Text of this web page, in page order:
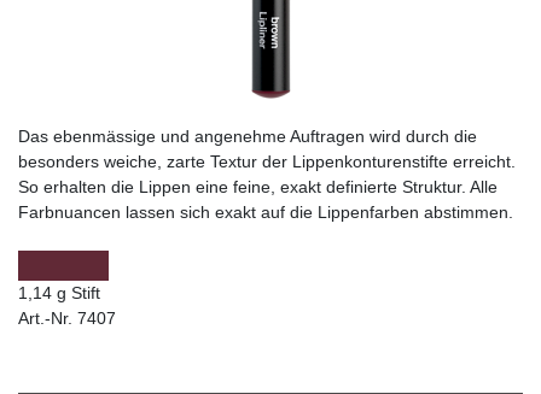
Das ebenmässige und angenehme Auftragen wird durch die
besonders weiche, zarte Textur der Lippenkonturenstifte erreicht.
So erhalten die Lippen eine feine, exakt definierte Struktur. Alle
Farbnuancen lassen sich exakt auf die Lippenfarben abstimmen.
1,14 g Stift
Art.-Nr. 7407